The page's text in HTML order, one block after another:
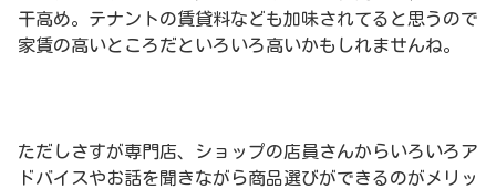
干高め。テナントの賃貸料なども加味されてると思うので
家賃の高いところだといろいろ高いかもしれませんね。
ただしさすが専門店、ショップの店員さんからいろいろア
ドバイスやお話を聞きながら商品選びができるのがメリッ